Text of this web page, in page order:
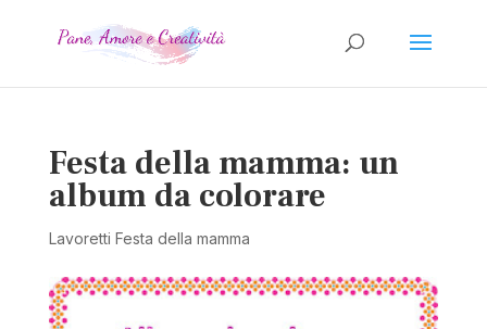
Festa della mamma: un
album da colorare
Lavoretti Festa della mamma